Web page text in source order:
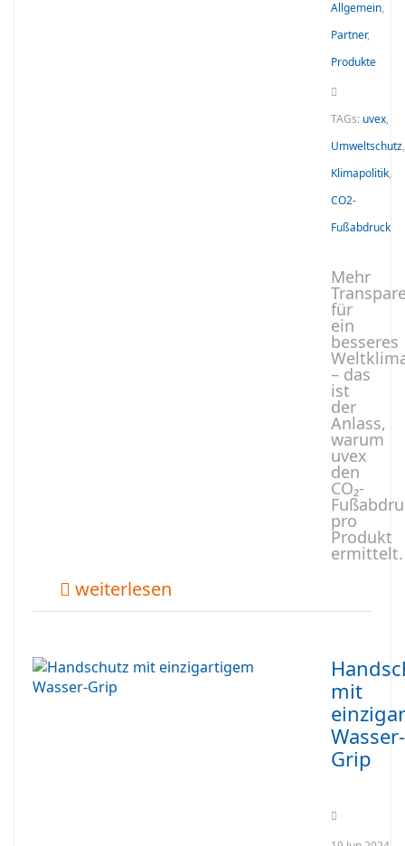
Allgemein,
Partner,
Produkte
TAGs: uvex,
Umweltschutz,
Klimapolitik,
CO2-
Fußabdruck
Mehr
für
ein
besseres
– das
ist
der
Anlass,
warum
uvex
den
CO₂-
pro
Produkt
weiterlesen
mit
Wasser-
Grip